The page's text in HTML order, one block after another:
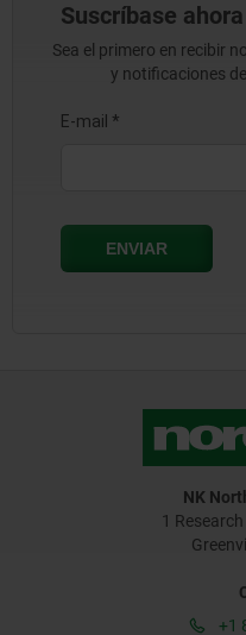
Suscríbase
Sea el primero en recibir
y notificaciones
NK
1
+1